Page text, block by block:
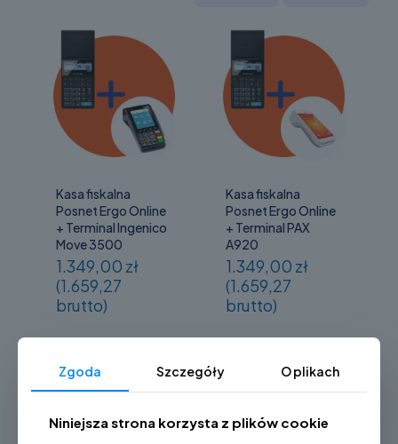
Kasa fiskalna
Posnet Ergo Online
+ Terminal Ingenico
Move 3500
1.349,00 zł
(1.659,27
brutto)
Kasa fiskalna
Posnet Ergo Online
+ Terminal PAX
A920
1.349,00 zł
(1.659,27
brutto)
Zgoda Szczegóły O plikach
Niniejsza strona korzysta z plików cookie